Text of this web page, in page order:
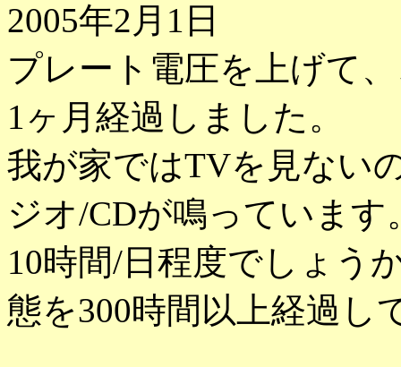
2005年2月1日
プレート電圧を上げて
1ヶ月経過しました。
我が家ではTVを見ない
ジオ/CDが鳴っています
10時間/日程度でしょう
態を300時間以上経過し